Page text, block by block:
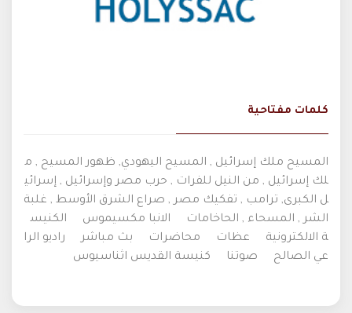
كلمات مفتاحية
المسيح ملك إسرائيل , المسيح اليهودي, ظهور المسيح , م
لك إسرائيل , من النيل للفرات , حرب مصر وإسرائيل , إسرائي
ل الكبرى, ترامب , تفكيك مصر , صراع الشرق الأوسط , غلبة
الشر , المسحاء , الحاخامات
الانبا مكسيموس
الكنيس
ة الالكترونية
عظات محاضرات بث مباشر
راديو الرا
عي الصالح
صوتنا كنيسة القديس اثناسيوس